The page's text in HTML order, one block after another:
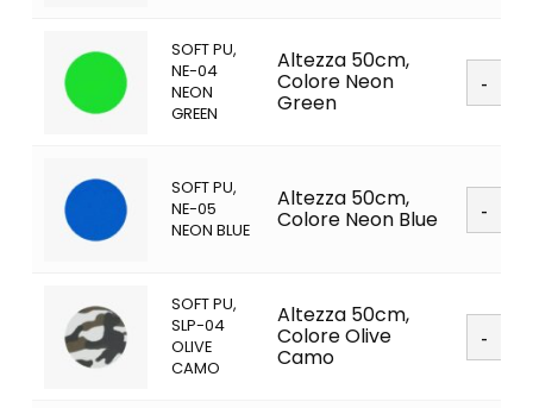
SOFT PU,
NE-04
NEON
GREEN
Altezza 50cm,
Colore Neon
Green
Soft
PU
SOFT PU,
NE-05
NEON BLUE
Altezza 50cm,
Colore Neon Blue
Soft
PU
SOFT PU,
SLP-04
OLIVE
CAMO
Altezza 50cm,
Colore Olive
Camo
Soft
PU